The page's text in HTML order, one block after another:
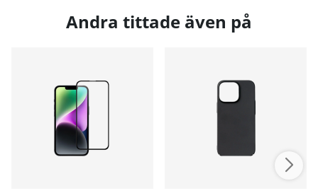
Andra tittade även på